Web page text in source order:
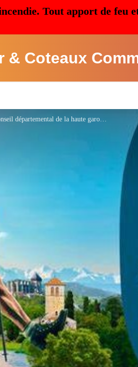
Tout apport de feu
& Coteaux
conseil départemental de la haute garonne